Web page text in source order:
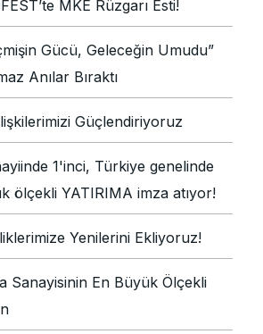
MKE Rüzgarı Esti!
Gücü, Geleceğin Umudu”
Anılar Bıraktı
Güçlendiriyoruz
1'inci, Türkiye genelinde
ölçekli YATIRIMA imza atıyor!
Yenilerini Ekliyoruz!
Sanayisinin En Büyük Ölçekli